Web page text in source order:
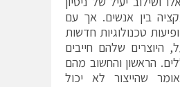
בין אנשים. אך עם
טכנולוגיות חדשות
היוצרים שלהם חייבים
הראשון והחשוב מהם
שהייצור לא יכול